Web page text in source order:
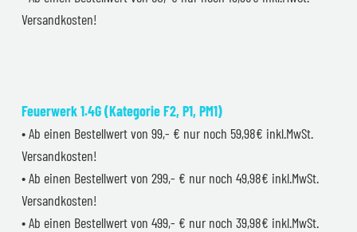
Versandkosten!
Feuerwerk 1.4G (Kategorie F2, P1, PM1)
• Ab einen Bestellwert von 99,- € nur noch 59,98€ inkl.MwSt.
Versandkosten!
• Ab einen Bestellwert von 299,- € nur noch 49,98€ inkl.MwSt.
Versandkosten!
• Ab einen Bestellwert von 499,- € nur noch 39,98€ inkl.MwSt.